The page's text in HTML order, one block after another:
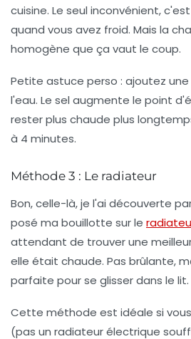
cuisine. Le seul inconvénient,
quand vous avez froid. Mais la
homogène que ça vaut le coup.
Petite astuce perso : ajoutez
l'eau. Le sel augmente le point
rester plus chaude plus
à 4 minutes.
Méthode 3 : Le radiateur
Bon, celle-là, je l'ai découverte
posé ma bouillotte sur le
attendant de trouver une
elle était chaude. Pas brûlante,
parfaite pour se glisser dans le lit.
Cette méthode est idéale si
(pas un radiateur électrique